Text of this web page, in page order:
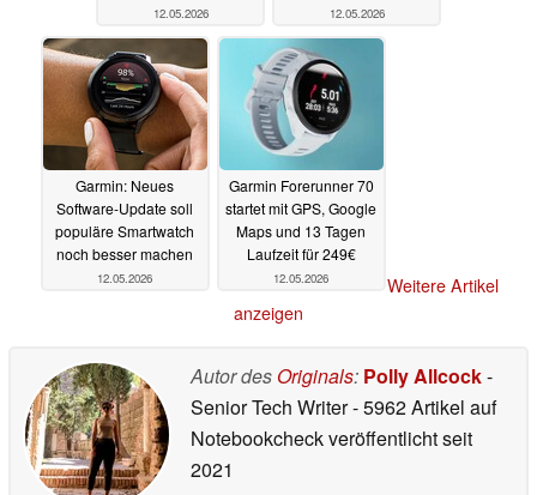
12.05.2026 12.05.2026
Garmin: Neues
Software-Update soll
populäre Smartwatch
noch besser machen
12.05.2026
Garmin Forerunner 70
startet mit GPS, Google
Maps und 13 Tagen
Laufzeit für 249€
12.05.2026
Weitere Artikel
anzeigen
Autor des Originals: Polly Allcock-
Senior Tech Writer- 5962 Artikel auf
Notebookcheck veröffentlichtseit
2021